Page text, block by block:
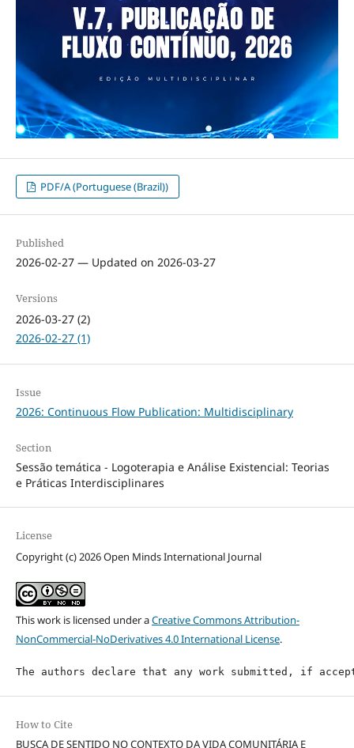
PDF/A (Portuguese (Brazil))
Published
2026-02-27 — Updated on 2026-03-27
Versions
2026-03-27 (2)
2026-02-27 (1)
Issue
2026: Continuous Flow Publication: Multidisciplinary
Section
Sessão temática - Logoterapia e Análise Existencial: Teorias
e Práticas Interdisciplinares
License
Copyright (c) 2026 Open Minds International Journal
This work is licensed under aCreative Commons Attribution-
NonCommercial-NoDerivatives 4.0 International License.
The authors declare that any work submitted, if
How to Cite
BUSCA DE SENTIDO NO CONTEXTO DA VIDA COMUNITÁRIA E